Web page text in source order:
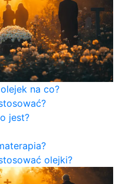
na co?
jest?
olejki?